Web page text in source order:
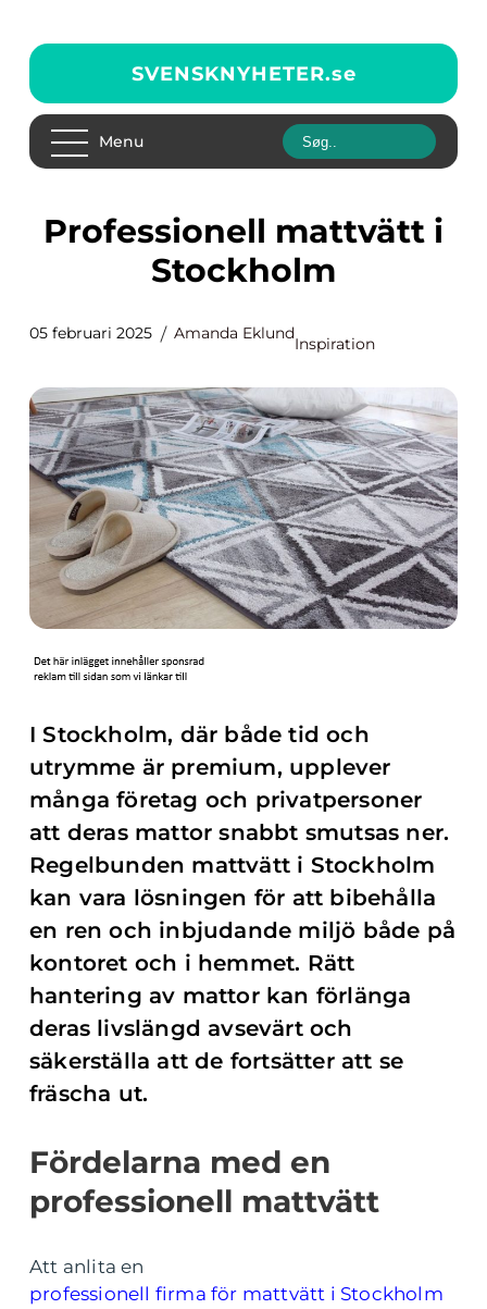
SVENSKNYHETER.se
Menu
Professionell mattvätt i
Stockholm
05 februari 2025 Amanda Eklund
Inspiration
I Stockholm, där både tid och
utrymme är premium, upplever
många företag och privatpersoner
att deras mattor snabbt smutsas ner.
Regelbunden mattvätt i Stockholm
kan vara lösningen för att bibehålla
en ren och inbjudande miljö både på
kontoret och i hemmet. Rätt
hantering av mattor kan förlänga
deras livslängd avsevärt och
säkerställa att de fortsätter att se
fräscha ut.
Fördelarna med en
professionell mattvätt
Att anlita en
professionell firma för mattvätt i Stockholm